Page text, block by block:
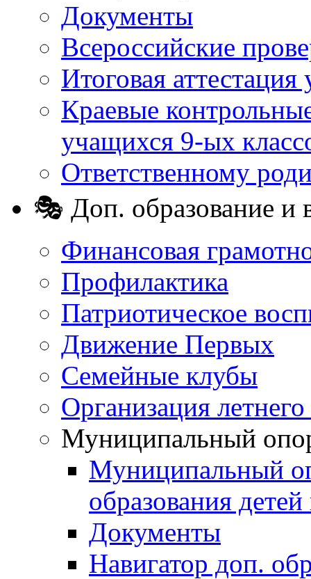
Документы
Всероссийские
Итоговая
Краевые
учащихся 9-ых
Ответственному
🎭 Доп. образование и
Финансовая
Профилактика
Патриотическое
Движение Первых
Семейные клубы
Организация
Муниципальный
Муниципальный
образования
Документы
Навигатор доп.